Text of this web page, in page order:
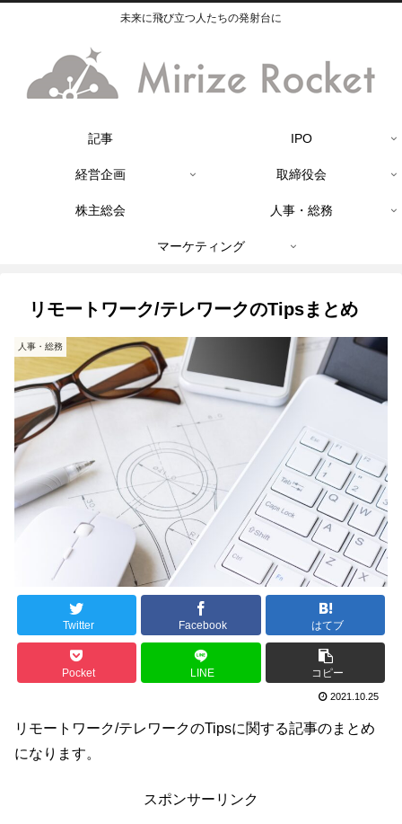
未来に飛び立つ人たちの発射台に
記事 IPO
経営企画 取締役会
株主総会 人事・総務
マーケティング
リモートワーク/テレワークのTipsまとめ
人事・総務
Twitter Facebook はてブ
Pocket LINE コピー
2021.10.25
リモートワーク/テレワークのTipsに関する記事のまとめ
になります。
スポンサーリンク